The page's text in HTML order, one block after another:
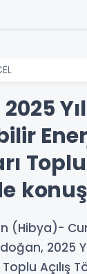
Toplu
(Hibya)-
2025
Toplu Açılış